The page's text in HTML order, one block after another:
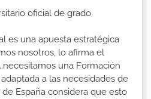
oficial de grado
es una apuesta estratégica
nosotros, lo afirma el
una Formación
a las necesidades de
España considera que esto